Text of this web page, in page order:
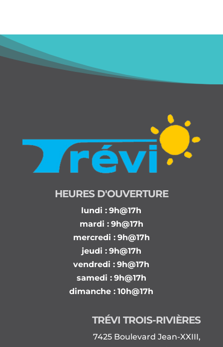
HEURES D'OUVERTURE
lundi : 9h@17h
mardi : 9h@17h
mercredi : 9h@17h
jeudi : 9h@17h
vendredi : 9h@17h
samedi : 9h@17h
dimanche : 10h@17h
TRÉVI TROIS-RIVIÈRES
7425 Boulevard Jean-XXIII,